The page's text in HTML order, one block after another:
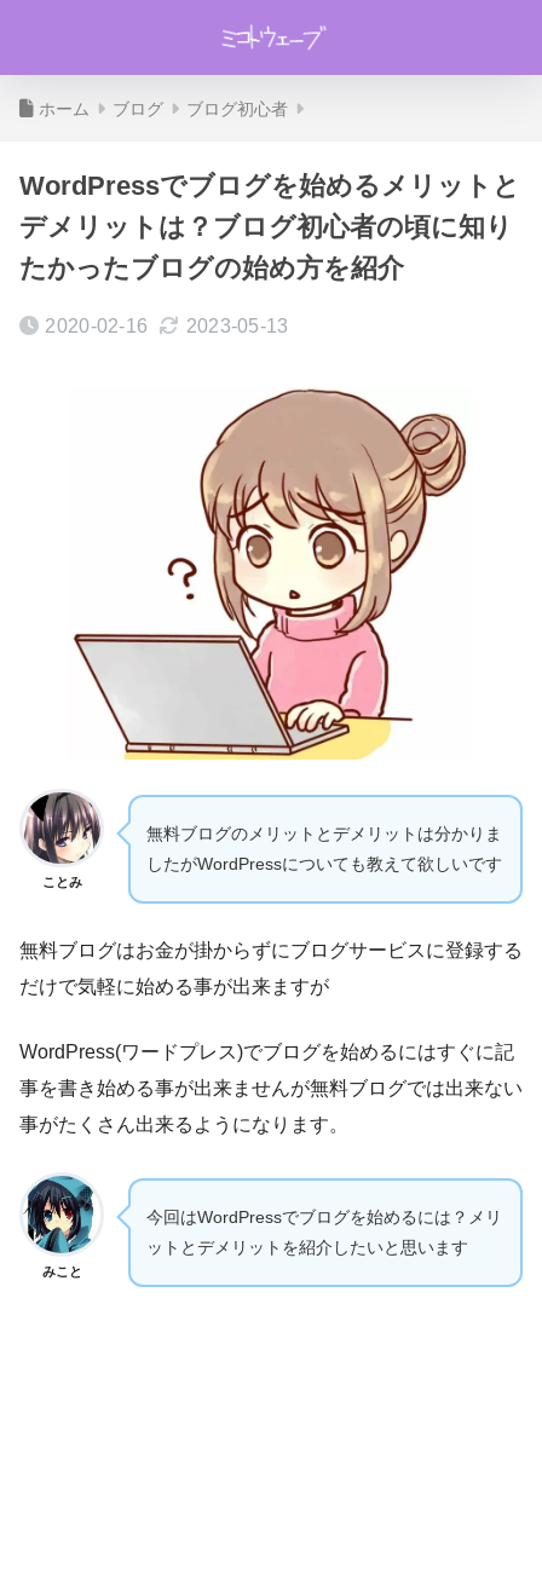
ホーム ブログ ブログ初心者
WordPressでブログを始めるメリットと
デメリットは？ブログ初心者の頃に知り
たかったブログの始め方を紹介
2020-02-16 2023-05-13
ことみ
無料ブログのメリットとデメリットは分かりま
したがWordPressについても教えて欲しいです
無料ブログはお金が掛からずにブログサービスに登録する
だけで気軽に始める事が出来ますが
WordPress(ワードプレス)でブログを始めるにはすぐに記
事を書き始める事が出来ませんが無料ブログでは出来ない
事がたくさん出来るようになります。
みこと
今回はWordPressでブログを始めるには？メリ
ットとデメリットを紹介したいと思います